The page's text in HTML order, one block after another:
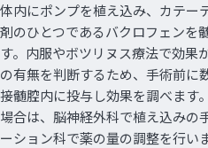
体内にポンプを植え込み、カテー
剤のひとつであるバクロフェンを
す。内服やボツリヌス療法で効果
の有無を判断するため、手術前に
接髄腔内に投与し効果を調べます
場合は、脳神経外科で植え込みの
ーション科で薬の量の調整を行い